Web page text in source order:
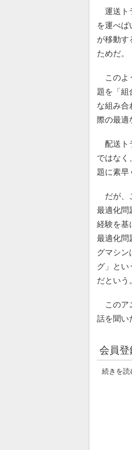
運送ト
を運べば
が移動す
ためだ。
このよ
題を「組
な組み合
際の最適
配送ト
ではなく
題に素早
だが、
最適化問
経験を基
最適化問
グマシン
グ」とい
だという
このア
話を聞い
会員登
続きを読